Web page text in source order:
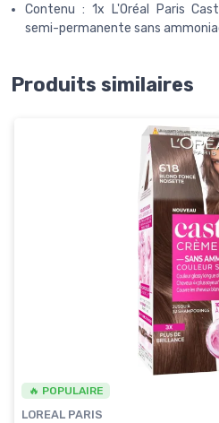
Contenu : 1x L'Oréal Paris
semi-permanente sans
Produits similaires
🔥 POPULAIRE
LOREAL PARIS